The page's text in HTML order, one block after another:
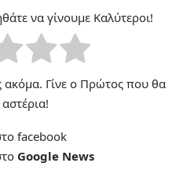
να γίνουμε Καλύτεροι!
ακόμα. Γίνε ο Πρώτος που θα
facebook
Google News